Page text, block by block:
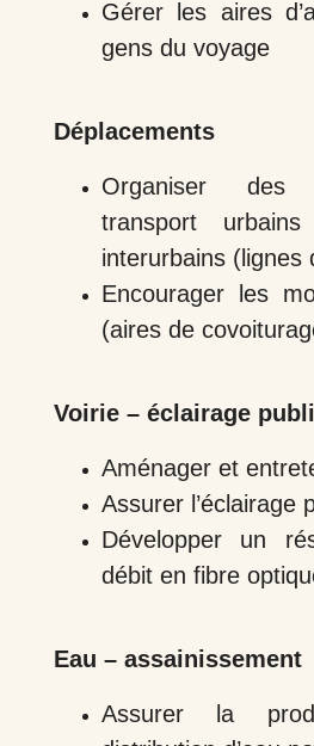
Gérer les aires
gens du voyage
Déplacements
Organiser
transport
interurbains (lignes
Encourager les
(aires de
Voirie – éclairage
Aménager et
Assurer l’éclairage
Développer un
débit en fibre
Eau – assainissement
Assurer la